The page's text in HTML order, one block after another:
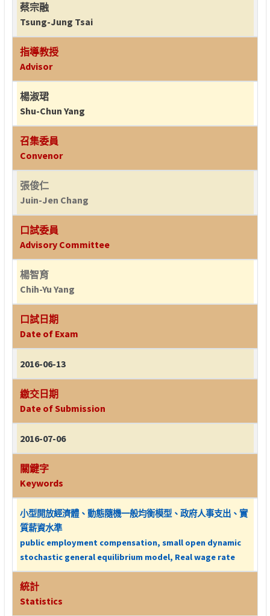
蔡宗融
Tsung-Jung Tsai
指導教授
Advisor
楊淑珺
Shu-Chun Yang
召集委員
Convenor
張俊仁
Juin-Jen Chang
口試委員
Advisory Committee
楊智育
Chih-Yu Yang
口試日期
Date of Exam
2016-06-13
繳交日期
Date of Submission
2016-07-06
關鍵字
Keywords
小型開放經濟體、動態隨機一般均衡模型、政府人事支出、實
質薪資水準
public employment compensation, small open dynamic
stochastic general equilibrium model, Real wage rate
統計
Statistics